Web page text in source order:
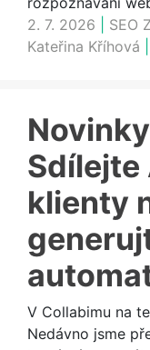
2. 7. 2026
SEO
Kateřina Kříhová
Sdílejte
klienty
V Collabimu na
Nedávno jsme